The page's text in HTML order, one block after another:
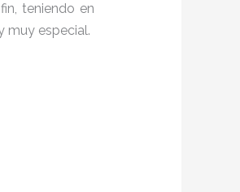
teniendo en
muy especial.